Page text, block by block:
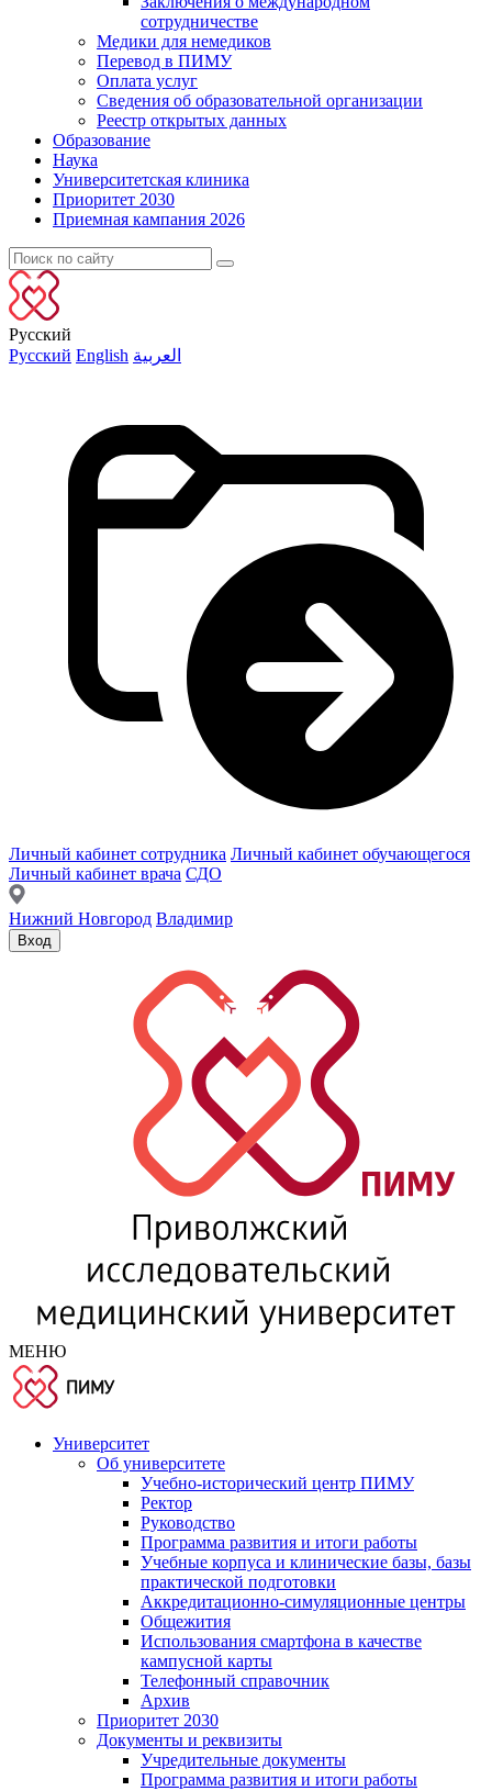
сотрудничестве
Медики для немедиков
Перевод в ПИМУ
Оплата услуг
Сведения об образовательной организации
Реестр открытых данных
Образование
Наука
Университетская клиника
Приоритет 2030
Приемная кампания 2026
Русский
Русский English العربية
Личный кабинет сотрудника Личный кабинет обучающегося
Личный кабинет врача СДО
Нижний Новгород Владимир
Вход
МЕНЮ
Университет
Об университете
Учебно-исторический центр ПИМУ
Ректор
Руководство
Программа развития и итоги работы
Учебные корпуса и клинические базы, базы
практической подготовки
Аккредитационно-симуляционные центры
Общежития
Использования смартфона в качестве
кампусной карты
Телефонный справочник
Архив
Приоритет 2030
Документы и реквизиты
Учредительные документы
Программа развития и итоги работы